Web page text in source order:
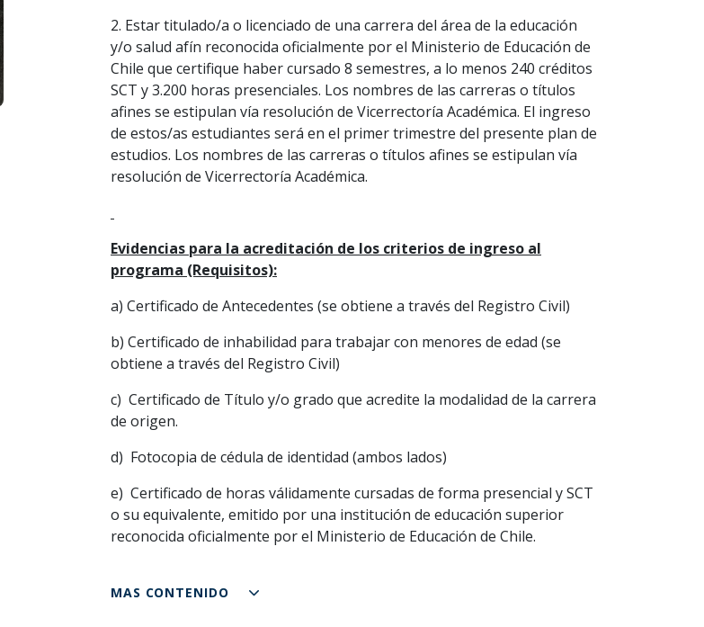
2. Estar titulado/a o licenciado de una carrera del área de la educación
y/o salud afín reconocida oficialmente por el Ministerio de Educación de
Chile que certifique haber cursado 8 semestres, a lo menos 240 créditos
SCT y 3.200 horas presenciales. Los nombres de las carreras o títulos
afines se estipulan vía resolución de Vicerrectoría Académica. El ingreso
de estos/as estudiantes será en el primer trimestre del presente plan de
estudios. Los nombres de las carreras o títulos afines se estipulan vía
resolución de Vicerrectoría Académica.
Evidencias para la acreditación de los criterios de ingreso al
programa (Requisitos):
a) Certificado de Antecedentes (se obtiene a través del Registro Civil)
b) Certificado de inhabilidad para trabajar con menores de edad (se
obtiene a través del Registro Civil)
c) Certificado de Título y/o grado que acredite la modalidad de la carrera
de origen.
d) Fotocopia de cédula de identidad (ambos lados)
e) Certificado de horas válidamente cursadas de forma presencial y SCT
o su equivalente, emitido por una institución de educación superior
reconocida oficialmente por el Ministerio de Educación de Chile.
MAS CONTENIDO